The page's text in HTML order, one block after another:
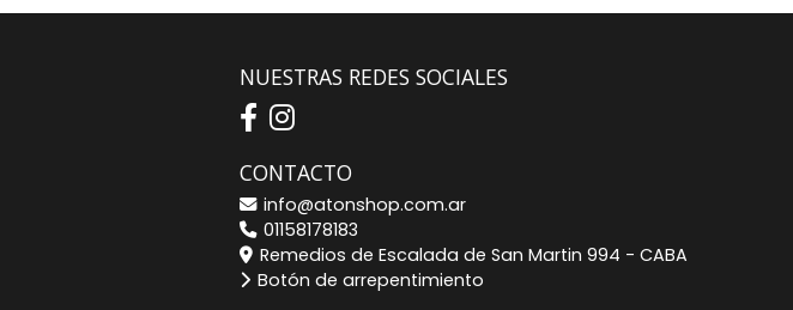
NUESTRAS REDES SOCIALES
CONTACTO
info@atonshop.com.ar
01158178183
Remedios de Escalada de San Martin 994 - CABA
Botón de arrepentimiento